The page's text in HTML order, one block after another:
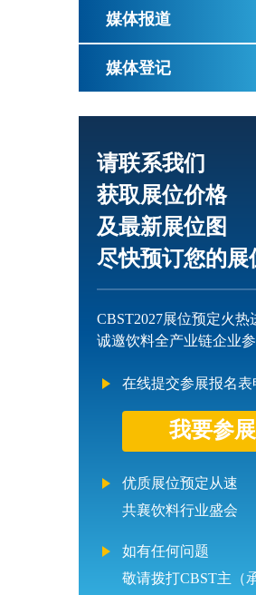
媒体报道
媒体登记
请联系我们
获取展位价格
及最新展位图
尽快预订您的展
CBST2027展位预定火热
诚邀饮料全产业链企业
在线提交参展报名表
我要参
优质展位预定从速
共襄饮料行业盛会
如有任何问题
敬请拨打CBST主（